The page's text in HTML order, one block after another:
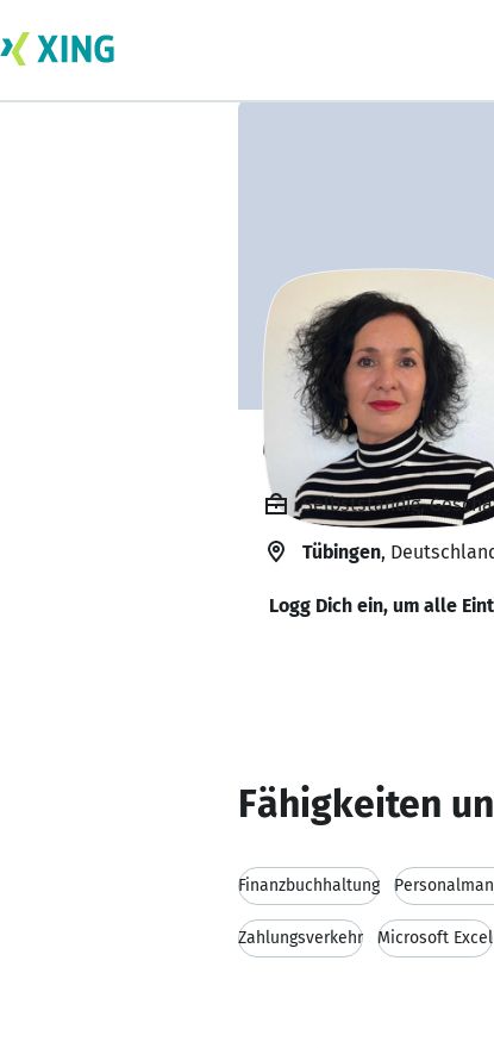
Carmen
Selbstständig,
Tübingen,
Logg Dich ein, um alle
Fähigkeiten
Finanzbuchhaltung
Zahlungsverkehr Microsoft Excel